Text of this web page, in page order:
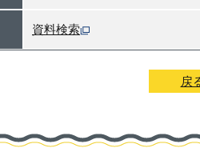
資料検索
戻